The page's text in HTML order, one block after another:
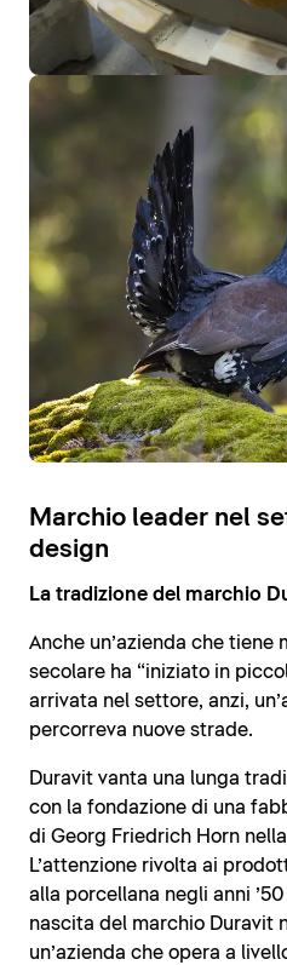
Marchio leader nel
design
La tradizione del marchio
Anche un’azienda che tiene
secolare ha “iniziato in
arrivata nel settore, anzi,
percorreva nuove strade.
Duravit vanta una lunga
con la fondazione di una
di Georg Friedrich Horn
L’attenzione rivolta ai
alla porcellana negli anni
nascita del marchio Duravit
un’azienda che opera a